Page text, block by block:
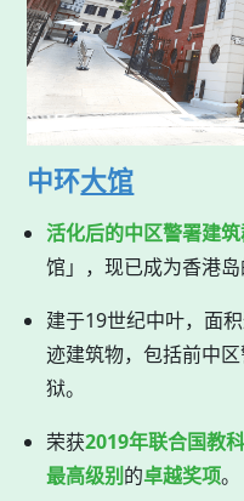
中环大馆
活化后的中区警署建
馆」，现已成为香港岛
建于19世纪中叶，面
迹建筑物，包括前中
狱。
荣获2019年联合国教
最高级别的卓越奖项。